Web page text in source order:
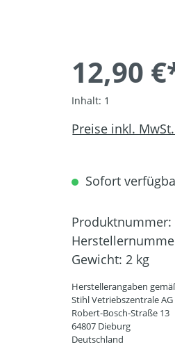
12,90
Inhalt: 1
Preise inkl.
Sofort
Produktnummer:
Gewicht: 2 kg
Herstellerangaben
Stihl Vetriebszentrale AG
Robert-Bosch-Straße 13
64807 Dieburg
Deutschland